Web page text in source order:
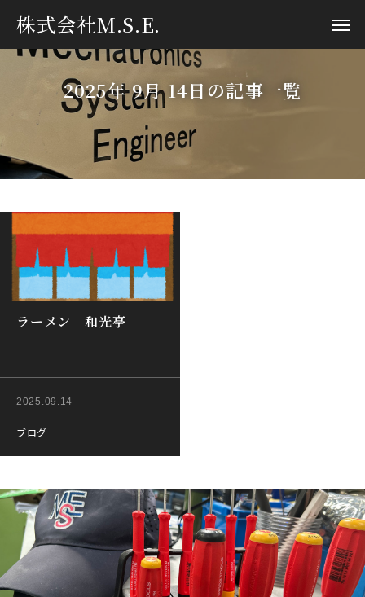
株式会社M.S.E.
2025年 9月 14日の記事一覧
ラーメン 和光亭
2025.09.14
ブログ